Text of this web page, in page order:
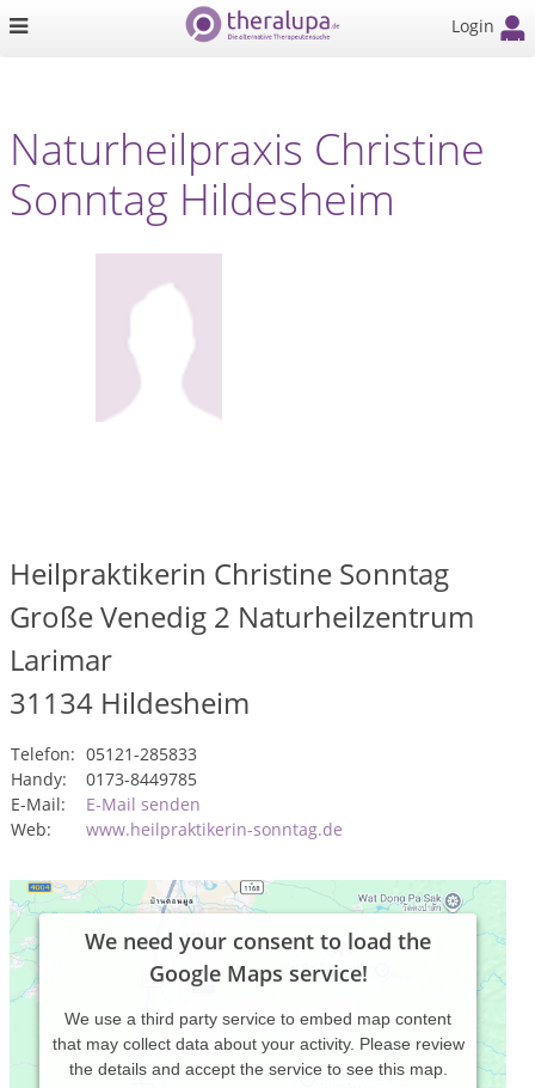
Login
Naturheilpraxis Christine
Sonntag Hildesheim
Heilpraktikerin Christine Sonntag
Große Venedig 2 Naturheilzentrum
Larimar
31134 Hildesheim
Telefon: 05121-285833
Handy:
0173-8449785
E-Mail:
E-Mail senden
Web:
www.heilpraktikerin-sonntag.de
We need your consent to load the
Google Maps service!
We use a third party service to embed map content
that may collect data about your activity. Please review
the details and accept the service to see this map.